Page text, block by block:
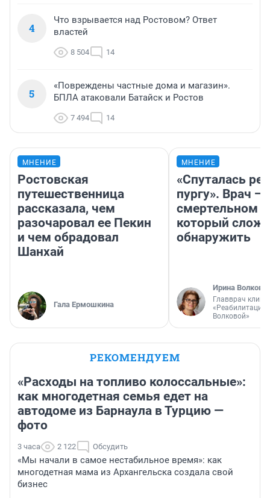
4
Что взрывается над Ростовом? Ответ
властей
8 504 14
5
«Повреждены частные дома и магазин».
БПЛА атаковали Батайск и Ростов
7 494 14
МНЕНИЕ
Ростовская
путешественница
рассказала, чем
разочаровал ее Пекин
и чем обрадовал
Шанхай
Гала Ермошкина
МНЕНИЕ
«Спуталась
пургу». Врач —
смертельном
который
обнаружить
Ирина Волкова
Главврач
«Реабилитация
Волковой»
РЕКОМЕНДУЕМ
«Расходы на топливо колоссальные»:
как многодетная семья едет на
автодоме из Барнаула в Турцию —
фото
3 часа 2 122 Обсудить
«Мы начали в самое нестабильное время»: как
многодетная мама из Архангельска создала свой
бизнес